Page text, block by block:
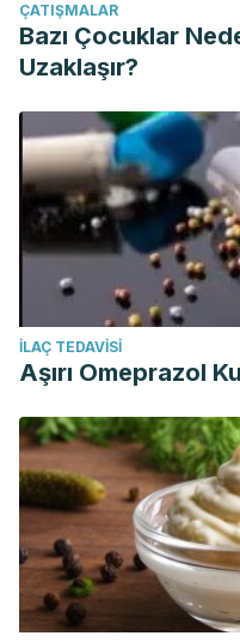
ÇATIŞMALAR
Bazı Çocuklar
Uzaklaşır?
İLAÇ TEDAVISI
Aşırı Omeprazol